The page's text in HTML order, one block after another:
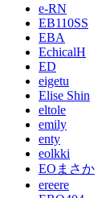
e-RN
EB110SS
EBA
EchicalH
ED
eigetu
Elise Shin
eltole
emily
enty
eolkki
EOまさか
ereere